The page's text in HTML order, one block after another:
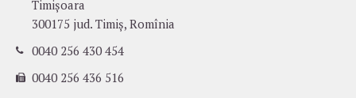
Timișoara
300175 jud. Timiș, Romînia
0040 256 430 454
0040 256 436 516